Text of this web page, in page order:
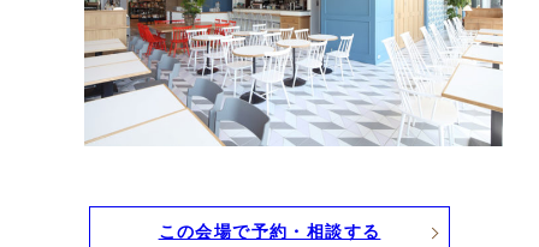
この会場で予約・相談する